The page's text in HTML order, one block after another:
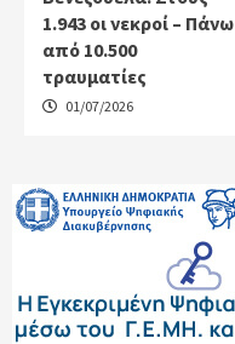
1.943 οι νεκροί – Πάνω
από 10.500
τραυματίες
01/07/2026